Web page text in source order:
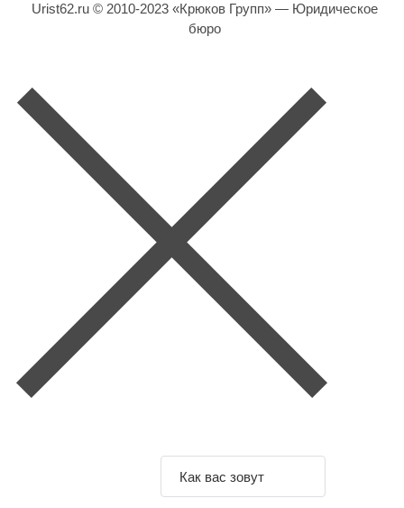
Urist62.ru © 2010-2023 «Крюков Групп» — Юридическое
бюро